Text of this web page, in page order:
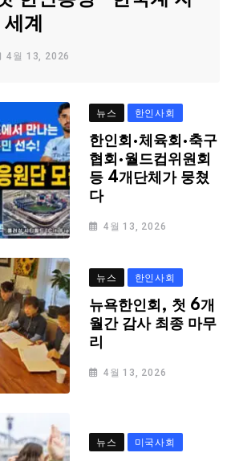
계
4월 13, 2026
뉴스 한인사회
한인회·체육회·축구
협회·월드컵위원회
등 4개단체가 뭉쳤
다
4월 13, 2026
뉴스 한인사회
뉴욕한인회, 첫 6개
월간 감사 최종 마무
리
4월 13, 2026
뉴스 미국사회